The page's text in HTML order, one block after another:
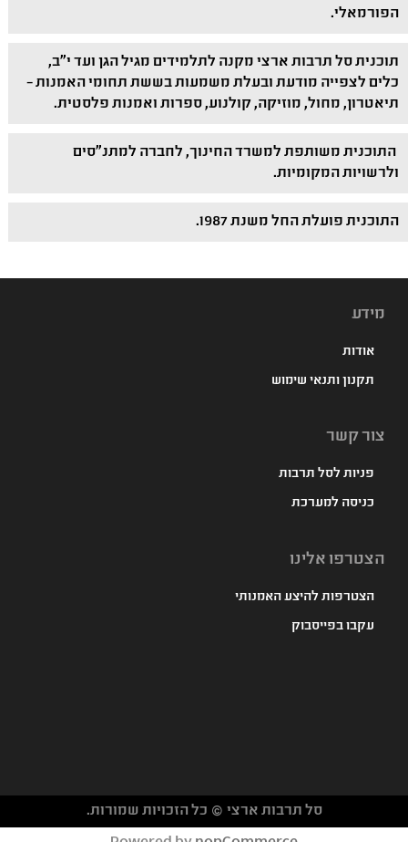
הפורמאלי.
תוכנית סל תרבות ארצי מקנה לתלמידים מגיל הגן ועד י"ב,
כלים לצפייה מודעת ובעלת משמעות בששת תחומי האמנות –
תיאטרון, מחול, מוזיקה, קולנוע, ספרות ואמנות פלסטית.
התוכנית משותפת למשרד החינוך, לחברה למתנ"סים
ולרשויות המקומיות.
התוכנית פועלת החל משנת 1987.
מידע
אודות
תקנון ותנאי שימוש
צור קשר
פניות לסל תרבות
כניסה למערכת
הצטרפו אלינו
הצטרפות להיצע האמנותי
עקבו בפייסבוק
סל תרבות ארצי © כל הזכויות שמורות.